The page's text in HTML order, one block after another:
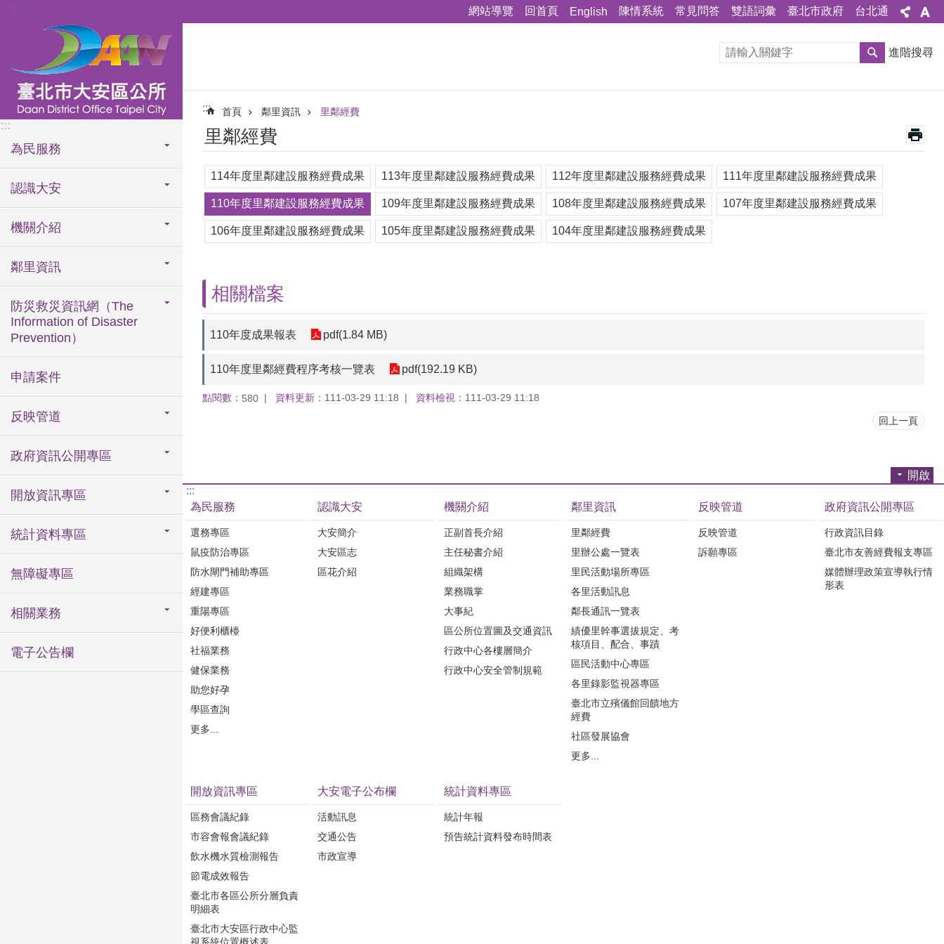
跳到主要內容區塊
::: 網站導覽 回首頁 English 陳情系統 常見問答 雙語詞彙 臺北市政府 台北通
:::
為民服務
認識大安
機關介紹
鄰里資訊
防災救災資訊網（The
Information of Disaster
Prevention）
申請案件
反映管道
政府資訊公開專區
開放資訊專區
統計資料專區
無障礙專區
相關業務
電子公告欄
進階搜尋
::: 首頁 鄰里資訊 里鄰經費
里鄰經費
114年度里鄰建設服務經費成果 113年度里鄰建設服務經費成果 112年度里鄰建設服務經費成果 111年度里鄰建設服務經費成果
110年度里鄰建設服務經費成果 109年度里鄰建設服務經費成果 108年度里鄰建設服務經費成果 107年度里鄰建設服務經費成果
106年度里鄰建設服務經費成果 105年度里鄰建設服務經費成果 104年度里鄰建設服務經費成果
相關檔案
110年度成果報表 pdf(1.84 MB)
110年度里鄰經費程序考核一覽表 pdf(192.19 KB)
點閱數： 580 資料更新： 111-03-29 11:18 資料檢視： 111-03-29 11:18
回上一頁
開啟
:::
為民服務
選務專區
鼠疫防治專區
防水閘門補助專區
經建專區
重陽專區
好便利櫃檯
社福業務
健保業務
助您好孕
學區查詢
更多...
認識大安
大安簡介
大安區志
區花介紹
機關介紹
正副首長介紹
主任秘書介紹
組織架構
業務職掌
大事紀
區公所位置圖及交通資訊
行政中心各樓層簡介
行政中心安全管制規範
鄰里資訊
里鄰經費
里辦公處一覽表
里民活動場所專區
各里活動訊息
鄰長通訊一覽表
績優里幹事選拔規定、考
核項目、配合、事蹟
區民活動中心專區
各里錄影監視器專區
臺北市立殯儀館回饋地方
經費
社區發展協會
更多...
反映管道
反映管道
訴願專區
政府資訊公開專區
行政資訊目錄
臺北市友善經費報支專區
媒體辦理政策宣導執行情
形表
開放資訊專區
區務會議紀錄
市容會報會議紀錄
飲水機水質檢測報告
節電成效報告
臺北市各區公所分層負責
明細表
臺北市大安區行政中心監
視系統位置概述表
大安電子公布欄
活動訊息
交通公告
市政宣導
統計資料專區
統計年報
預告統計資料發布時間表